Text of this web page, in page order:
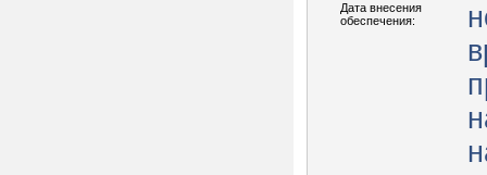
Дата внесения
обеспечения: